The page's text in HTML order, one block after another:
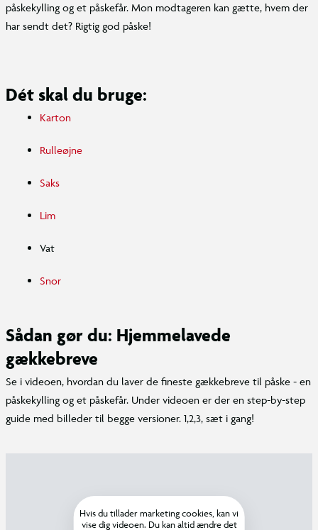
påskekylling og et påskefår. Mon modtageren kan gætte, hvem der
har sendt det? Rigtig god påske!
Dét skal du bruge:
Karton
Rulleøjne
Saks
Lim
Vat
Snor
Sådan gør du: Hjemmelavede
gækkebreve
Se i videoen, hvordan du laver de fineste gækkebreve til påske - en
påskekylling og et påskefår. Under videoen er der en step-by-step
guide med billeder til begge versioner. 1,2,3, sæt i gang!
Hvis du tillader marketing cookies, kan vi
vise dig videoen. Du kan altid ændre det